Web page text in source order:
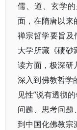
儒、道、玄学
面，在隋唐以来
禅宗哲学要旨及
大学所藏《碛砂
读方面，极深研
深入到佛教哲学
见性”说有透彻
问题、思考问题
到中国化佛教宗